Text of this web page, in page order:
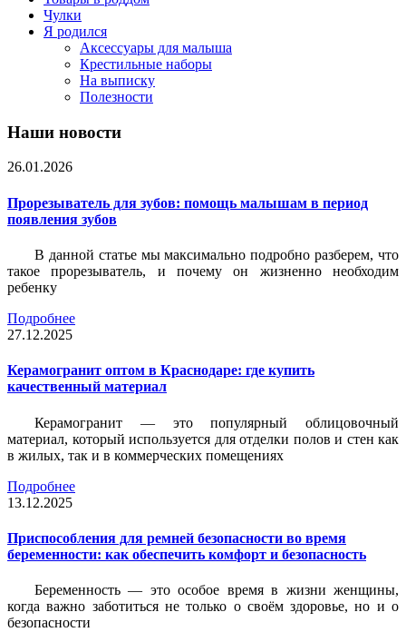
Чулки
Я родился
Аксессуары для малыша
Крестильные наборы
На выписку
Полезности
Наши новости
26.01.2026
Прорезыватель для зубов: помощь малышам в период
появления зубов
В данной статье мы максимально подробно разберем, что
такое прорезыватель, и почему он жизненно необходим
ребенку
Подробнее
27.12.2025
Керамогранит оптом в Краснодаре: где купить
качественный материал
Керамогранит — это популярный облицовочный
материал, который используется для отделки полов и стен как
в жилых, так и в коммерческих помещениях
Подробнее
13.12.2025
Приспособления для ремней безопасности во время
беременности: как обеспечить комфорт и безопасность
Беременность — это особое время в жизни женщины,
когда важно заботиться не только о своём здоровье, но и о
безопасности